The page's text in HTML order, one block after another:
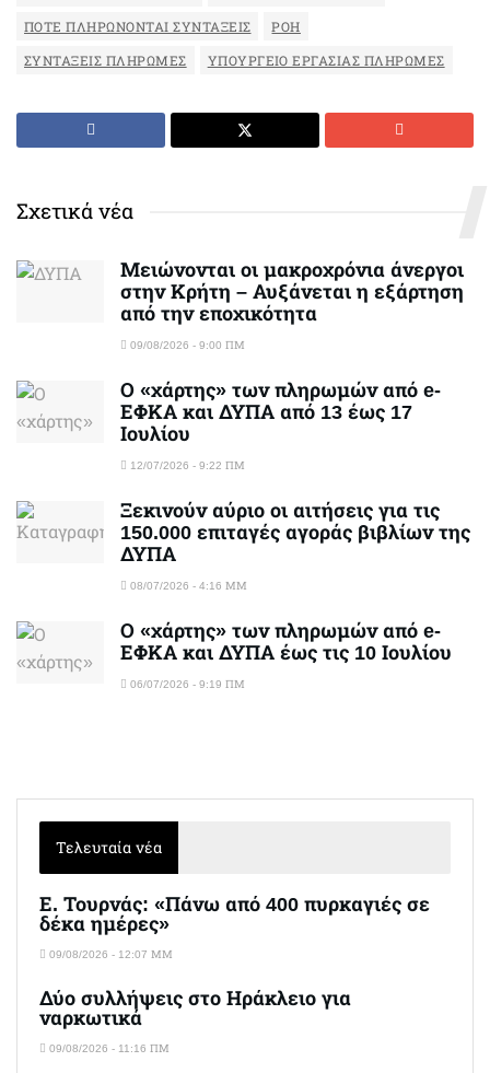
ΠΌΤΕ ΠΛΗΡΏΝΟΝΤΑΙ ΣΥΝΤΆΞΕΙΣ ΡΟΉ
ΣΥΝΤΆΞΕΙΣ ΠΛΗΡΩΜΈΣ ΥΠΟΥΡΓΕΊΟ ΕΡΓΑΣΊΑΣ ΠΛΗΡΩΜΈΣ
Σχετικά νέα
Μειώνονται οι μακροχρόνια άνεργοι
στην Κρήτη – Αυξάνεται η εξάρτηση
από την εποχικότητα
09/08/2026 - 9:00 ΠΜ
Ο «χάρτης» των πληρωμών από e-
ΕΦΚΑ και ΔΥΠΑ από 13 έως 17
Ιουλίου
12/07/2026 - 9:22 ΠΜ
Ξεκινούν αύριο οι αιτήσεις για τις
150.000 επιταγές αγοράς βιβλίων της
ΔΥΠΑ
08/07/2026 - 4:16 ΜΜ
Ο «χάρτης» των πληρωμών από e-
ΕΦΚΑ και ΔΥΠΑ έως τις 10 Ιουλίου
06/07/2026 - 9:19 ΠΜ
Τελευταία νέα
Ε. Τουρνάς: «Πάνω από 400 πυρκαγιές σε
δέκα ημέρες»
09/08/2026 - 12:07 ΜΜ
Δύο συλλήψεις στο Ηράκλειο για
ναρκωτικά
09/08/2026 - 11:16 ΠΜ